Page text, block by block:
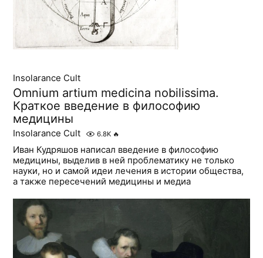
Insolarance Cult
Omnium artium medicina nobilissima.
Краткое введение в философию
медицины
Insolarance Cult 6.8K 🔥
Иван Кудряшов написал введение в философию
медицины, выделив в ней проблематику не только
науки, но и самой идеи лечения в истории общества,
а также пересечений медицины и медиа